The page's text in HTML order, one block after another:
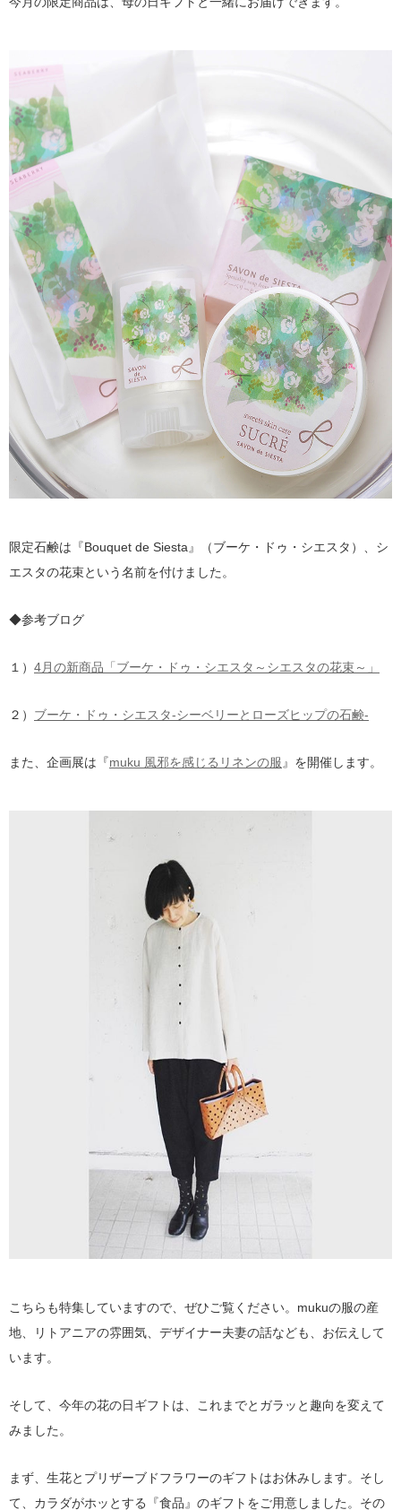
限定石鹸は『Bouquet de Siesta』（ブーケ・ドゥ・シエスタ）、シ
エスタの花束という名前を付けました。
◆参考ブログ
１） 4月の新商品「ブーケ・ドゥ・シエスタ～シエスタの花束～」
２） ブーケ・ドゥ・シエスタ-シーベリーとローズヒップの石鹸‐
また、企画展は『muku 風邪を感じるリネンの服 』を開催します。
こちらも特集していますので、ぜひご覧ください。mukuの服の産
地、リトアニアの雰囲気、デザイナー夫妻の話なども、お伝えして
います。
そして、今年の花の日ギフトは、これまでとガラッと趣向を変えて
みました。
まず、生花とプリザーブドフラワーのギフトはお休みします。そし
て、カラダがホッとする『食品』のギフトをご用意しました。その